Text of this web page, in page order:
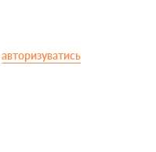
авторизуватись